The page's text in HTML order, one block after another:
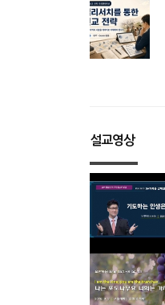
설교영상